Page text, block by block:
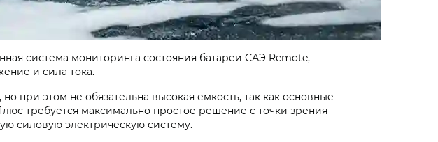
система мониторинга состояния батареи САЭ Remote,
и сила тока.
при этом не обязательна высокая емкость, так как основные
требуется максимально простое решение с точки зрения
силовую электрическую систему.